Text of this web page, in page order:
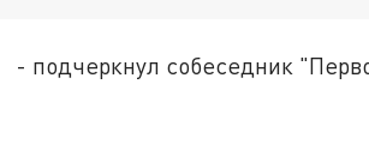
- подчеркнул собеседник